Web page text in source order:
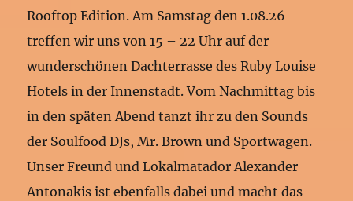
Rooftop Edition. Am Samstag den 1.08.26
treffen wir uns von 15 – 22 Uhr auf der
wunderschönen Dachterrasse des Ruby Louise
Hotels in der Innenstadt. Vom Nachmittag bis
in den späten Abend tanzt ihr zu den Sounds
der Soulfood DJs, Mr. Brown und Sportwagen.
Unser Freund und Lokalmatador Alexander
Antonakis ist ebenfalls dabei und macht das